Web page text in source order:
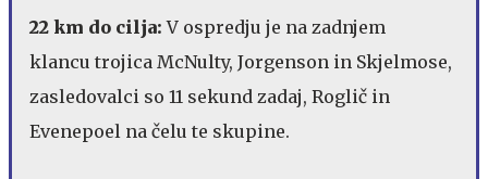
22 km do cilja: V ospredju je na zadnjem
klancu trojica McNulty, Jorgenson in Skjelmose,
zasledovalci so 11 sekund zadaj, Roglič in
Evenepoel na čelu te skupine.